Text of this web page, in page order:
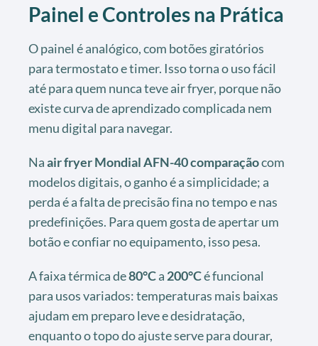
Painel e Controles na Prática
O painel é analógico, com botões giratórios
para termostato e timer. Isso torna o uso fácil
até para quem nunca teve air fryer, porque não
existe curva de aprendizado complicada nem
menu digital para navegar.
Naair fryer Mondial AFN-40 comparaçãocom
modelos digitais, o ganho é a simplicidade; a
perda é a falta de precisão fina no tempo e nas
predefinições. Para quem gosta de apertar um
botão e confiar no equipamento, isso pesa.
A faixa térmica de80°Ca 200°Cé funcional
para usos variados: temperaturas mais baixas
ajudam em preparo leve e desidratação,
enquanto o topo do ajuste serve para dourar,